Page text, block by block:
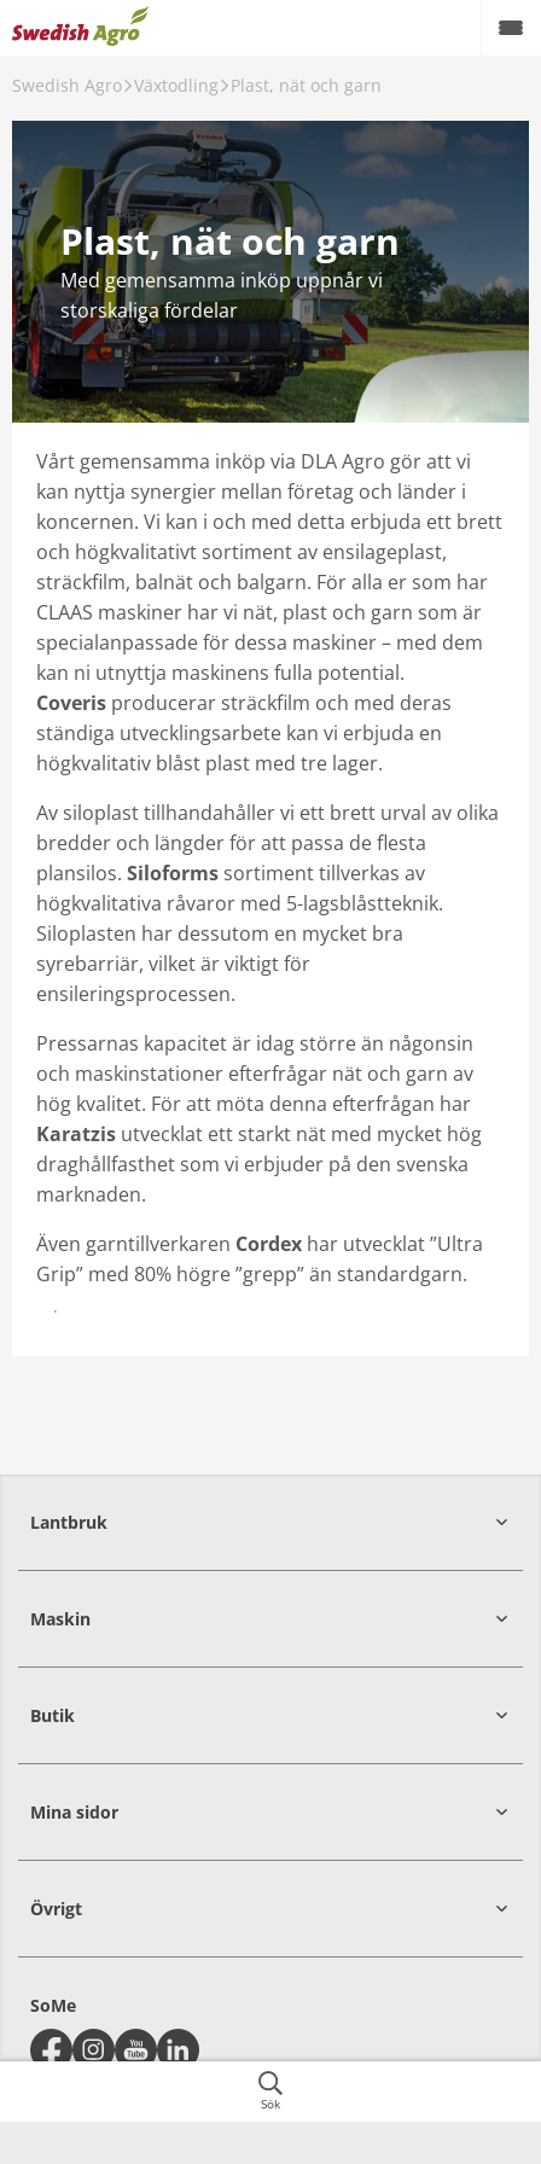
Sök
Swedish Agro Växtodling Plast, nät och garn
Plast, nät och garn
Med gemensamma inköp uppnår vi
storskaliga fördelar
Vårt gemensamma inköp via DLA Agro gör att vi
kan nyttja synergier mellan företag och länder i
koncernen. Vi kan i och med detta erbjuda ett brett
och högkvalitativt sortiment av ensilageplast,
sträckfilm, balnät och balgarn. För alla er som har
CLAAS maskiner har vi nät, plast och garn som är
specialanpassade för dessa maskiner – med dem
kan ni utnyttja maskinens fulla potential.
Coveris producerar sträckfilm och med deras
ständiga utvecklingsarbete kan vi erbjuda en
högkvalitativ blåst plast med tre lager.
Av siloplast tillhandahåller vi ett brett urval av olika
bredder och längder för att passa de flesta
plansilos. Siloforms sortiment tillverkas av
högkvalitativa råvaror med 5-lagsblåstteknik.
Siloplasten har dessutom en mycket bra
syrebarriär, vilket är viktigt för
ensileringsprocessen.
Pressarnas kapacitet är idag större än någonsin
och maskinstationer efterfrågar nät och garn av
hög kvalitet. För att möta denna efterfrågan har
Karatzis utvecklat ett starkt nät med mycket hög
draghållfasthet som vi erbjuder på den svenska
marknaden.
Även garntillverkaren Cordex har utvecklat ”Ultra
Grip” med 80% högre ”grepp” än standardgarn.
Kontakta din säljare för mer information
Lantbruk
39239
Maskin
27430
Butik
Mina sidor
Övrigt
SoMe
Växtodling
Foder
Spannmål
Maskiner
Butik
Aktuellt
Kampanjer
Karriär
Om oss
Kontakt
Mina sidor